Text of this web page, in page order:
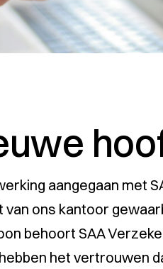
aangegaan met
ons kantoor
behoort SAA
het vertrouwen